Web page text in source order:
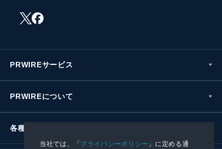
当社では、「プライバシーポリシー 」に定める通
PRWIREサービス
PRWIREについて
各種お問い合わせ